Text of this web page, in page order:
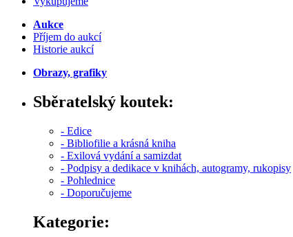
Aukce
Příjem do aukcí
Historie aukcí
Obrazy, grafiky
Sběratelský koutek:
- Edice
- Bibliofilie a krásná kniha
- Exilová vydání a samizdat
- Podpisy a dedikace v knihách, autogramy, rukopisy
- Pohlednice
- Doporučujeme
Kategorie: